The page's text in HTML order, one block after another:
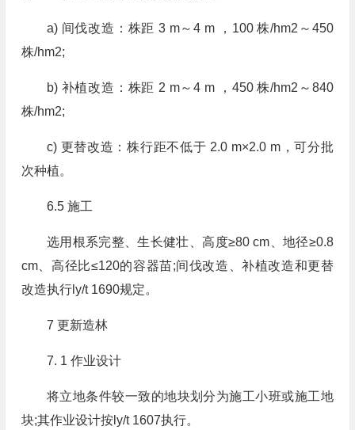
a) 间伐改造：株距 3 m～4 m ，100 株/hm2～450
株/hm2;
b) 补植改造：株距 2 m～4 m ，450 株/hm2～840
株/hm2;
c) 更替改造：株行距不低于 2.0 m×2.0 m，可分批
次种植。
6.5 施工
选用根系完整、生长健壮、高度≥80 cm、地径≥0.8
cm、高径比≤120的容器苗;间伐改造、补植改造和更替
改造执行ly/t 1690规定。
7 更新造林
7. 1 作业设计
将立地条件较一致的地块划分为施工小班或施工地
块;其作业设计按ly/t 1607执行。